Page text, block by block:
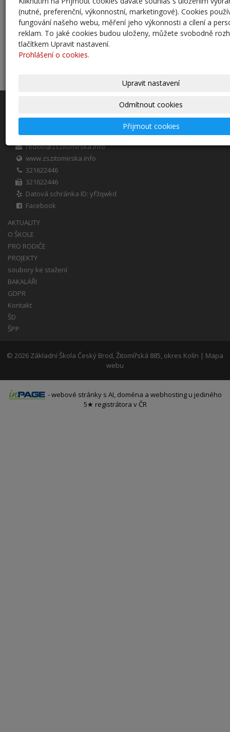
BAKALÁŘI
STRAVA.CZ
školní družina
školní klub
školní jídelna
PROHLÁŠENÍ O PŘÍSTUPNOSTI
Základní Škola Český Brod, Žitomířská 885, okres Kolín
Žitomířská 885
reditel@zszitomirska.info
www.zszitomirska.info
321622446
321622446
Datová schránka ID: yf3qwkd
Facebook
AKTUALITY
O ŠKOLE
PRO RODIČE
PROJEKTY
soubory ke stažení
BAKALÁŘI
GDPR
Kontakt
ŠD
ŠPP
© 2026 Základní Škola Český Brod, Žitomířská 885, okres Kolín | Mapa
webu
-webové stránky s AI, doména a webhosting u jediného
5★ registrátora v ČR
(nutné, preferenční, výkonnostní, marketingové). Cookies
fungování našeho webu, měření jeho výkonnosti a cílení a
reklam. To jaké cookies budou uloženy, můžete svobodně
tlačítkem Upravit nastavení.
Prohlášení o cookies.
Upravit nastavení
Odmítnout cookies
Přijmout cookies